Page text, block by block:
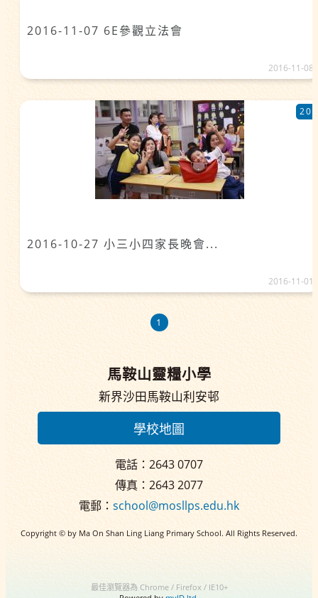
2016-11-07 6E參觀立法會
2016-11-08
2016-10-27 小三小四家長晚會...
20
2016-11-01
1
馬鞍山靈糧小學
新界沙田馬鞍山利安邨
學校地圖
電話：2643 0707
傳真：2643 2077
電郵：school@mosllps.edu.hk
Copyright © by Ma On Shan Ling Liang Primary School. All Rights Reserved.
最佳瀏覽器為 Chrome / Firefox / IE10+